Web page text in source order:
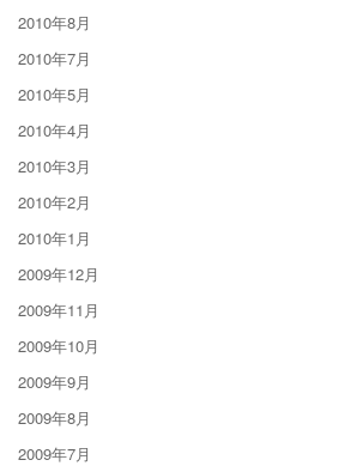
2010年8月
2010年7月
2010年5月
2010年4月
2010年3月
2010年2月
2010年1月
2009年12月
2009年11月
2009年10月
2009年9月
2009年8月
2009年7月